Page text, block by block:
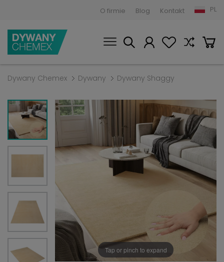
O firmie Blog Kontakt PL
Dywany Chemex Dywany Dywany Shaggy
Tap or pinch to expand